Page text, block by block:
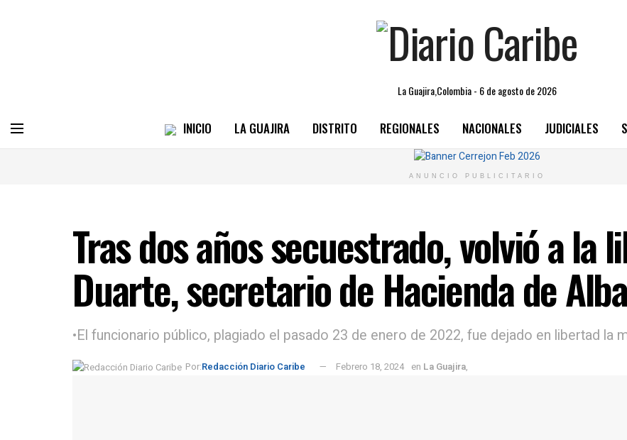
La Guajira,Colombia - 6 de agosto de 2026
INICIO LA GUAJIRA DISTRITO REGIONALES NACIONALES JUDICIALES
ANUNCIO PUBLICITARIO
Tras dos años secuestrado, volvió a la
Duarte, secretario de Hacienda de
•El funcionario público, plagiado el pasado 23 de enero de 2022, fue dejado en libertad la
Por:Redacción Diario Caribe Febrero 18, 2024 en La Guajira,